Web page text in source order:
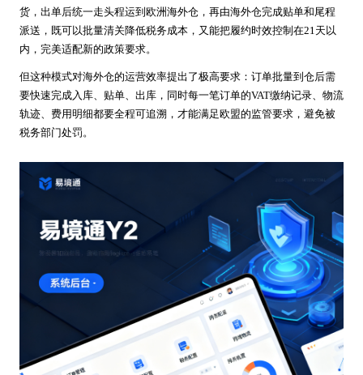
货，出单后统一走头程运到欧洲海外仓，再由海外仓完成贴单和尾程
派送，既可以批量清关降低税务成本，又能把履约时效控制在21天以
内，完美适配新的政策要求。
但这种模式对海外仓的运营效率提出了极高要求：订单批量到仓后需
要快速完成入库、贴单、出库，同时每一笔订单的VAT缴纳记录、物流
轨迹、费用明细都要全程可追溯，才能满足欧盟的监管要求，避免被
税务部门处罚。